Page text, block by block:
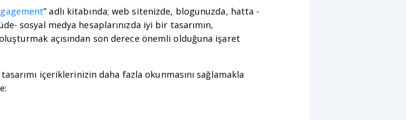
” adlı kitabında; web sitenizde, blogunuzda, hatta -
sosyal medya hesaplarınızda iyi bir tasarımın,
açısından son derece önemli olduğuna işaret
içeriklerinizin daha fazla okunmasını sağlamakla